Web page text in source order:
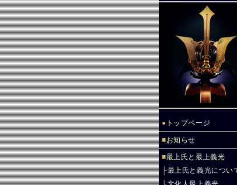
● トップページ
■お知らせ
■最上氏と最上義光
├最上氏と義光につい